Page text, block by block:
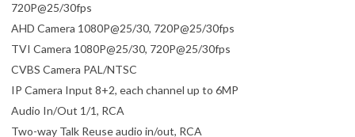
720P@25/30fps
AHD Camera 1080P@25/30, 720P@25/30fps
TVI Camera 1080P@25/30, 720P@25/30fps
CVBS Camera PAL/NTSC
IP Camera Input 8+2, each channel up to 6MP
Audio In/Out 1/1, RCA
Two-way Talk Reuse audio in/out, RCA